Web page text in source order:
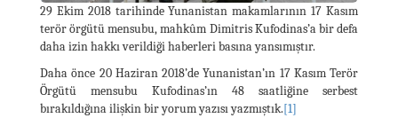
29 Ekim 2018 tarihinde Yunanistan makamlarının 17 Kasım
terör örgütü mensubu, mahkûm Dimitris Kufodinas’a bir defa
daha izin hakkı verildiği haberleri basına yansımıştır.
Daha önce 20 Haziran 2018’de Yunanistan’ın 17 Kasım Terör
Örgütü mensubu Kufodinas’ın 48 saatliğine serbest
bırakıldığına ilişkin bir yorum yazısı yazmıştık.[1]